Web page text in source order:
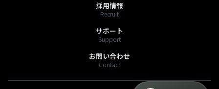
採用情報
Recruit
サポート
Support
お問い合わせ
Contact